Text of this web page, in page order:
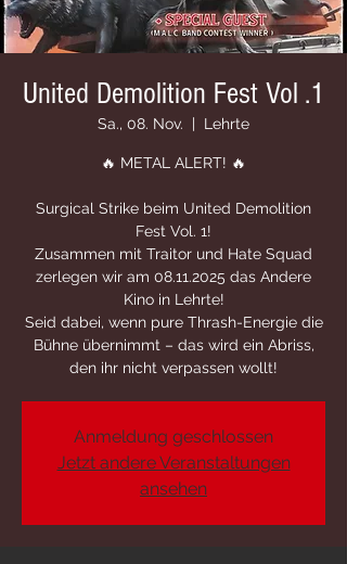
United Demolition Fest Vol .1
Sa., 08. Nov.
  |
Lehrte
🔥 METAL ALERT! 🔥
Surgical Strike beim United Demolition
Fest Vol. 1!
Zusammen mit Traitor und Hate Squad
zerlegen wir am 08.11.2025 das Andere
Kino in Lehrte!
Seid dabei, wenn pure Thrash-Energie die
Bühne übernimmt – das wird ein Abriss,
den ihr nicht verpassen wollt!
Anmeldung geschlossen
Jetzt andere Veranstaltungen
ansehen